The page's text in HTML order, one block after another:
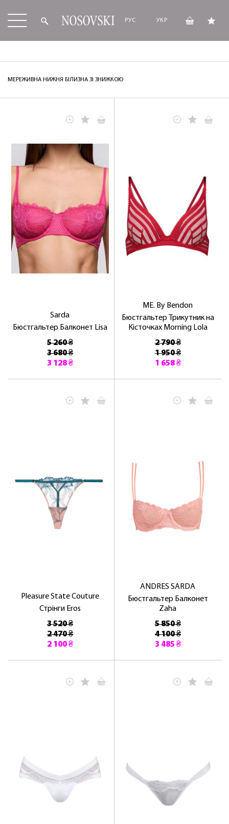
РУС УКР
МЕРЕЖИВНА НИЖНЯ БІЛИЗНА ЗІ ЗНИЖКОЮ
Sarda
Бюстгальтер Балконет Lisa
5 260 ₴
3 680 ₴
3 128 ₴
ME. By Bendon
Бюстгальтер Трикутник на
Кісточках Morning Lola
2 790 ₴
1 950 ₴
1 658 ₴
Pleasure State Couture
Стрінги Eros
3 520 ₴
2 470 ₴
2 100 ₴
ANDRES SARDA
Бюстгальтер Балконет
Zaha
5 850 ₴
4 100 ₴
3 485 ₴